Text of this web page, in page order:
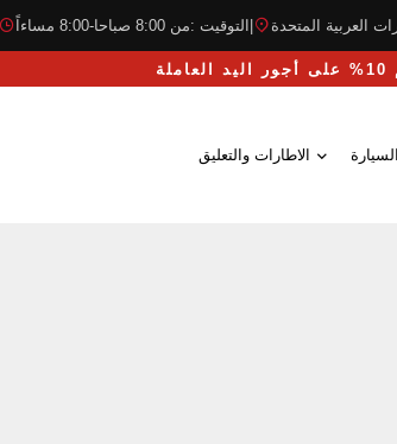
التوقيت :من 8:00 صباحا-8:00 مساءاً
اليد العاملة
الاطارات والتعليق